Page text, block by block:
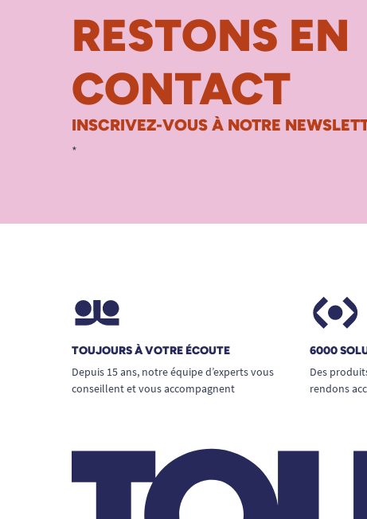
RESTONS EN
CONTACT
INSCRIVEZ-VOUS À NOTRE
*
TOUJOURS À VOTRE ÉCOUTE
Depuis 15 ans, notre équipe d’experts vous
conseillent et vous accompagnent
6000
Des
rendons